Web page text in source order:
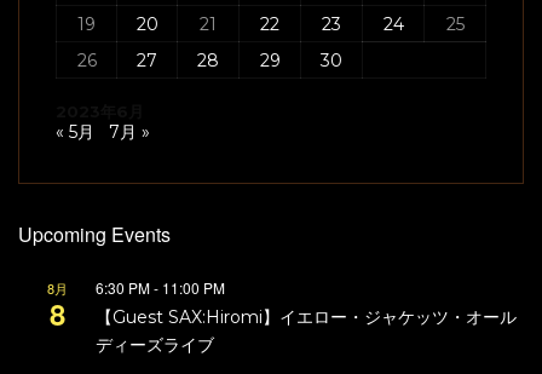
19
20 21 22 23 24
25
26
27 28 29 30
« 5月 7月 »
Upcoming Events
8月
8
6:30 PM- 11:00 PM
【Guest SAX:Hiromi】イエロー・ジャケッツ・オール
ディーズライブ